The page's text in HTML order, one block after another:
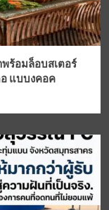
ร้อมล็อบสเตอร์
อ แบบงคอค